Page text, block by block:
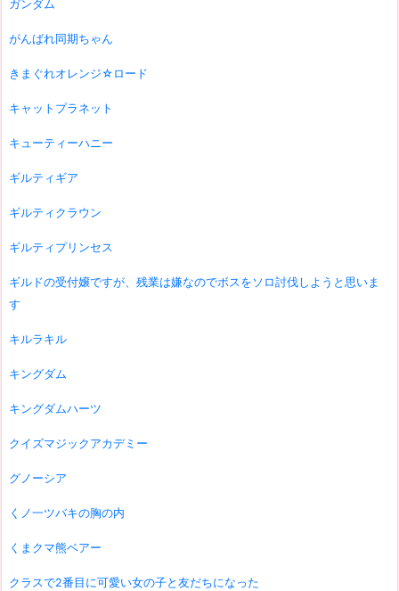
ガンダム
がんばれ同期ちゃん
きまぐれオレンジ☆ロード
キャットプラネット
キューティーハニー
ギルティギア
ギルティクラウン
ギルティプリンセス
ギルドの受付嬢ですが、残業は嫌なのでボスをソロ討伐しようと思いま
す
キルラキル
キングダム
キングダムハーツ
クイズマジックアカデミー
グノーシア
くノ一ツバキの胸の内
くまクマ熊ベアー
クラスで2番目に可愛い女の子と友だちになった